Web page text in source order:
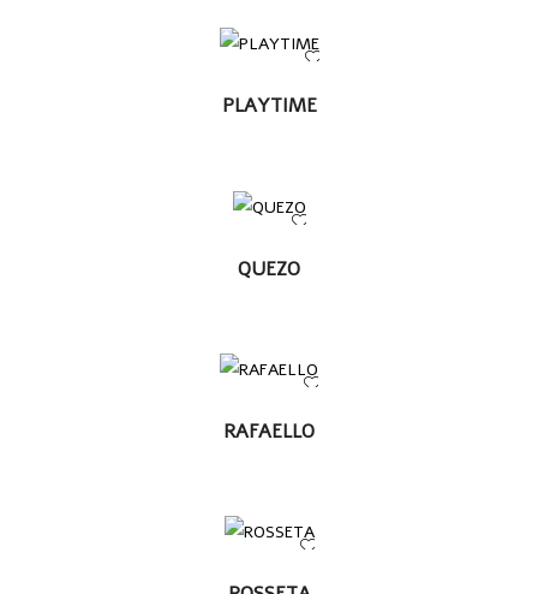
LEER MÁS
PLAYTIME
MÁS
QUEZO
LEER MÁS
RAFAELLO
LEER MÁS